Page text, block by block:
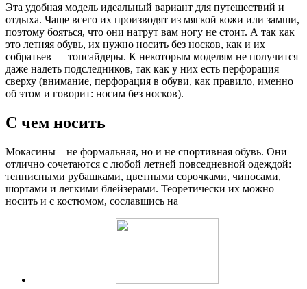
Эта удобная модель идеальный вариант для путешествий и
отдыха. Чаще всего их производят из мягкой кожи или замши,
поэтому бояться, что они натрут вам ногу не стоит. А так как
это летняя обувь, их нужно носить без носков, как и их
собратьев — топсайдеры. К некоторым моделям не получится
даже надеть подследников, так как у них есть перфорация
сверху (внимание, перфорация в обуви, как правило, именно
об этом и говорит: носим без носков).
С чем носить
Мокасины – не формальная, но и не спортивная обувь. Они
отлично сочетаются с любой летней повседневной одеждой:
теннисными рубашками, цветными сорочками, чиносами,
шортами и легкими блейзерами. Теоретически их можно
носить и с костюмом, сославшись на